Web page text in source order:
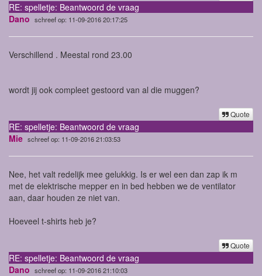
RE: spelletje: Beantwoord de vraag
Dano schreef op: 11-09-2016 20:17:25
Verschillend . Meestal rond 23.00
wordt jij ook compleet gestoord van al die muggen?
Quote
RE: spelletje: Beantwoord de vraag
Mie schreef op: 11-09-2016 21:03:53
Nee, het valt redelijk mee gelukkig. Is er wel een dan zap ik m
met de elektrische mepper en in bed hebben we de ventilator
aan, daar houden ze niet van.
Hoeveel t-shirts heb je?
Quote
RE: spelletje: Beantwoord de vraag
Dano schreef op: 11-09-2016 21:10:03